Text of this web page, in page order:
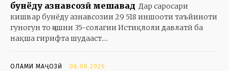
бунёду азнавсозӣ мешавад Дар саросари
кишвар бунёду азнавсозии 29 518 иншооти таъйиноти
гуногун то ҷашни 35-солагии Истиқлоли давлатӣ ба
нақша гирифта шудааст....
ОЛАМИ МАҶОЗӢ 06.08.2026